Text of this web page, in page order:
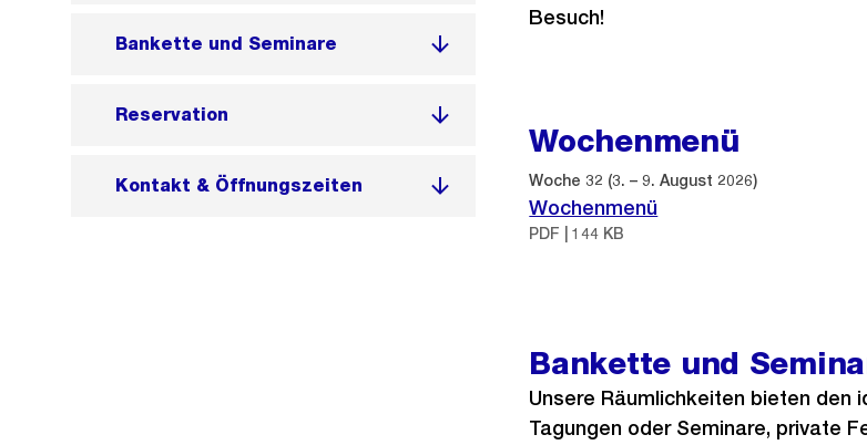
Bankette und Seminare
Reservation
Kontakt & Öffnungszeiten
Besuch!
Wochenmenü
Woche 32 (3. – 9. August 2026)
Wochenmenü
PDF | 144 KB
Bankette und
Unsere Räumlichkeiten bieten den
Tagungen oder Seminare, private